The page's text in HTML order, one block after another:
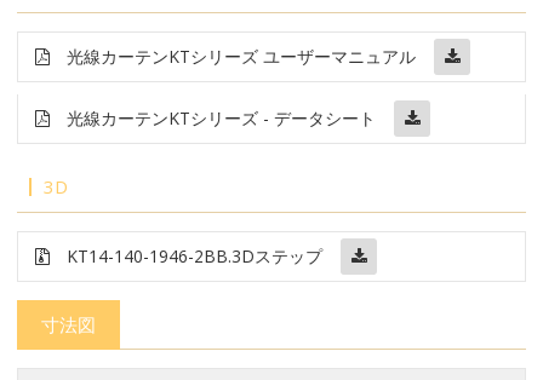
光線カーテンKTシリーズ ユーザーマニュアル
光線カーテンKTシリーズ - データシート
3D
KT14-140-1946-2BB.3Dステップ
寸法図